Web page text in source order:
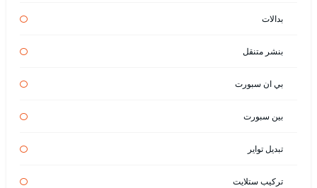
بدالات
بنشر متنقل
بي ان سبورت
بين سبورت
تبديل تواير
تركيب ستلايت